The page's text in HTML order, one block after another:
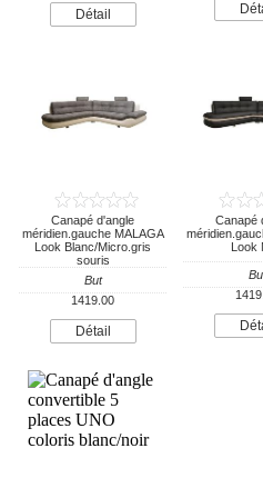
Détail
Canapé d'angle
méridien.gauche MALAGA
Look Blanc/Micro.gris
souris
But
1419.00
Détail
Canapé
Look